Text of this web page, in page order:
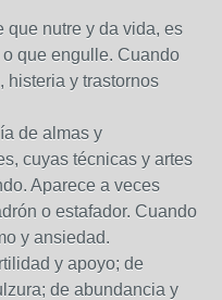
que nutre y da vida, es
que engulle. Cuando
histeria y trastornos
de almas y
cuyas técnicas y artes
Aparece a veces
o estafador. Cuando
y ansiedad.
y apoyo; de
de abundancia y